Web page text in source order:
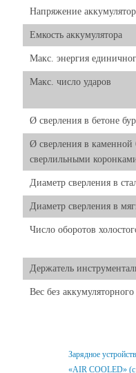
Напряжение
Емкость аккумулятора
Макс. энергия
Макс. число ударов
Ø сверления в бетоне
Ø сверления в каменной
сверлильными
Диаметр сверления в
Диаметр сверления в
Число оборотов
Держатель
Вес без
Зарядное
«AIR COOLED»